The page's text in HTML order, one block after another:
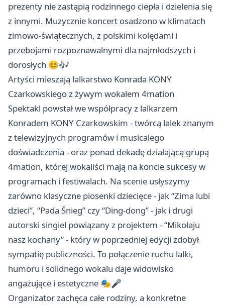
prezenty nie zastąpią rodzinnego ciepła i dzielenia się
z innymi. Muzycznie koncert osadzono w klimatach
zimowo-świątecznych, z polskimi kolędami i
przebojami rozpoznawalnymi dla najmłodszych i
dorosłych 😊🎶
Artyści mieszają lalkarstwo Konrada KONY
Czarkowskiego z żywym wokalem 4mation
Spektakl powstał we współpracy z lalkarzem
Konradem KONY Czarkowskim - twórcą lalek znanym
z telewizyjnych programów i musicalego
doświadczenia - oraz ponad dekadę działającą grupą
4mation, której wokaliści mają na koncie sukcesy w
programach i festiwalach. Na scenie usłyszymy
zarówno klasyczne piosenki dziecięce - jak “Zima lubi
dzieci”, “Pada Śnieg” czy “Ding-dong” - jak i drugi
autorski singiel powiązany z projektem - “Mikołaju
nasz kochany” - który w poprzedniej edycji zdobył
sympatię publiczności. To połączenie ruchu lalki,
humoru i solidnego wokalu daje widowisko
angażujące i estetyczne 🎭🎤
Organizator zachęca całe rodziny, a konkretne